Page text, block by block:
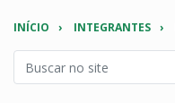
INÍCIO INTEGRANTES